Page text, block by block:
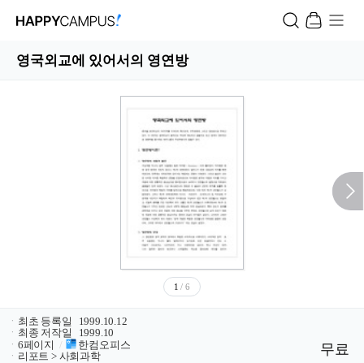
영국외교에 있어서의 영연방
1 / 6
ㆍ 최초 등록일
1999.10.12
ㆍ 최종 저작일
1999.10
ㆍ 6페이지 /
한컴오피스
ㆍ 리포트 > 사회과학 무료